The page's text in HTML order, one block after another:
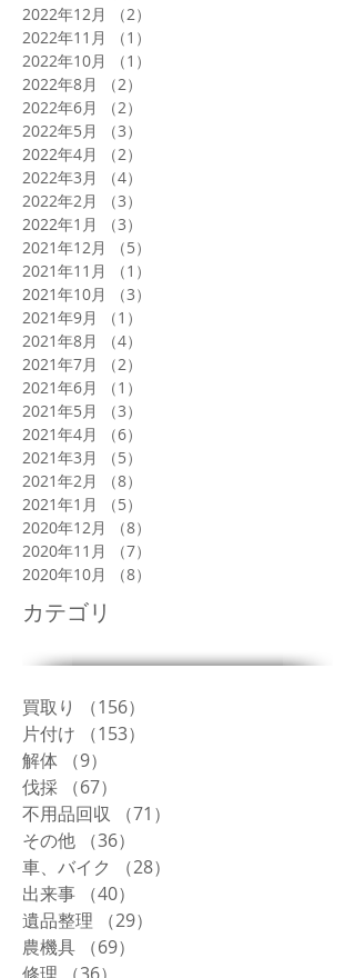
カテゴリ
2022年12月
（2）
2022年11月
（1）
2022年10月
（1）
2022年8月
（2）
2022年6月
（2）
2022年5月
（3）
2022年4月
（2）
2022年3月
（4）
2022年2月
（3）
2022年1月
（3）
2021年12月
（5）
2021年11月
（1）
2021年10月
（3）
2021年9月
（1）
2021年8月
（4）
2021年7月
（2）
2021年6月
（1）
2021年5月
（3）
2021年4月
（6）
2021年3月
（5）
2021年2月
（8）
2021年1月
（5）
2020年12月
（8）
2020年11月
（7）
2020年10月
（8）
買取り （156）
片付け
（153）
解体
（9）
伐採
（67）
不用品回収
（71）
その他
（36）
車、バイク
（28）
出来事
（40）
遺品整理
（29）
農機具
（69）